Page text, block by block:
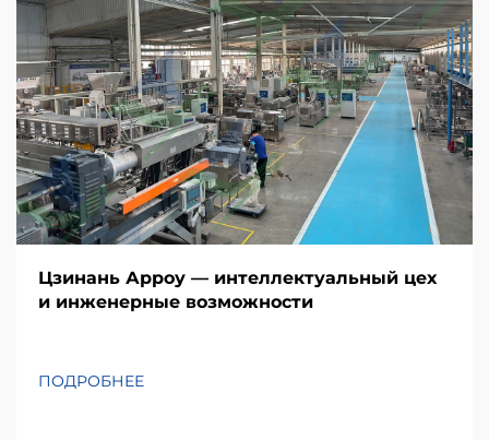
Цзинань Арроу — интеллектуальный цех
и инженерные возможности
ПОДРОБНЕЕ